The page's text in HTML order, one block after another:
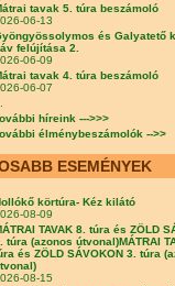
tavak 5. túra beszámoló
06-13
és Galyatető
felújítása 2.
06-09
tavak 4. túra beszámoló
06-07
híreink --->>>
élménybeszámolók -->>
ESEMÉNYEK
körtúra- Kéz kilátó
08-09
TAVAK 8. túra és ZÖLD
túra (azonos útvonal)MÁTRAI
és ZÖLD SÁVOKON 3. túra
08-15